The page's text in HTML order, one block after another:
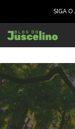
SIGA O